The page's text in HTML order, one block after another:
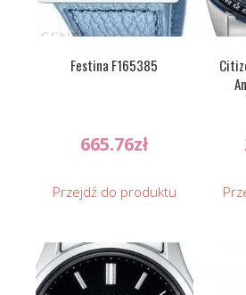
Festina F165385
665.76zł
Przejdź do produktu